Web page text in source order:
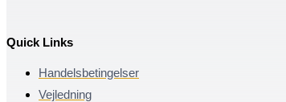
Quick Links
Handelsbetingelser
Vejledning